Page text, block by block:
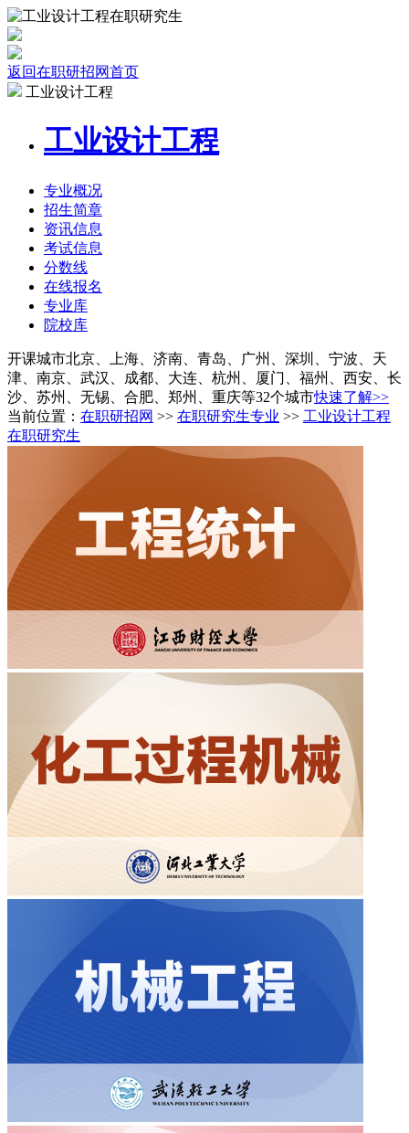
返回在职研招网首页
工业设计工程
工业设计工程
专业概况
招生简章
资讯信息
考试信息
分数线
在线报名
专业库
院校库
开课城市北京、上海、济南、青岛、广州、深圳、宁波、天
津、南京、武汉、成都、大连、杭州、厦门、福州、西安、长
沙、苏州、无锡、合肥、郑州、重庆等32个城市快速了解>>
当前位置： 在职研招网 >> 在职研究生专业 >> 工业设计工程
在职研究生